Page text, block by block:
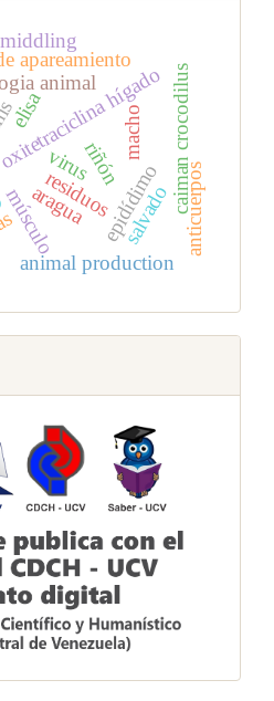
hígado
músculo
riñón
residuos
animal caiman crocodilus
epidídimo
apareamiento
macho
salvado
aragua
animal production
elisa
anticuerpos
virus